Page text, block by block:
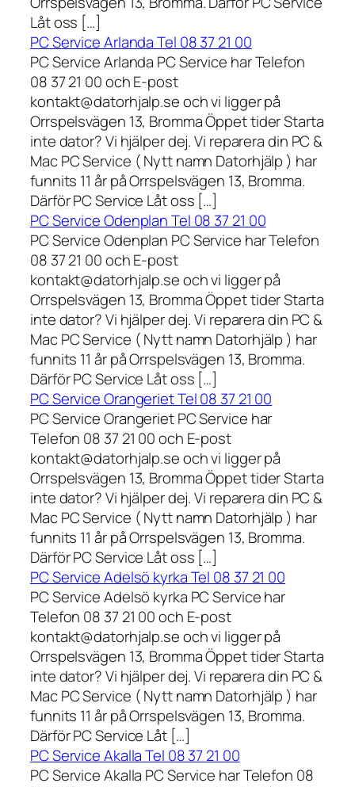
Låt oss […]
PC Service Arlanda Tel 08 37 21 00
PC Service Arlanda PC Service har Telefon
08 37 21 00 och E-post
kontakt@datorhjalp.se och vi ligger på
Orrspelsvägen 13, Bromma Öppet tider Starta
inte dator? Vi hjälper dej. Vi reparera din PC &
Mac PC Service ( Nytt namn Datorhjälp ) har
funnits 11 år på Orrspelsvägen 13, Bromma.
Därför PC Service Låt oss […]
PC Service Odenplan Tel 08 37 21 00
PC Service Odenplan PC Service har Telefon
08 37 21 00 och E-post
kontakt@datorhjalp.se och vi ligger på
Orrspelsvägen 13, Bromma Öppet tider Starta
inte dator? Vi hjälper dej. Vi reparera din PC &
Mac PC Service ( Nytt namn Datorhjälp ) har
funnits 11 år på Orrspelsvägen 13, Bromma.
Därför PC Service Låt oss […]
PC Service Orangeriet Tel 08 37 21 00
PC Service Orangeriet PC Service har
Telefon 08 37 21 00 och E-post
kontakt@datorhjalp.se och vi ligger på
Orrspelsvägen 13, Bromma Öppet tider Starta
inte dator? Vi hjälper dej. Vi reparera din PC &
Mac PC Service ( Nytt namn Datorhjälp ) har
funnits 11 år på Orrspelsvägen 13, Bromma.
Därför PC Service Låt oss […]
PC Service Adelsö kyrka Tel 08 37 21 00
PC Service Adelsö kyrka PC Service har
Telefon 08 37 21 00 och E-post
kontakt@datorhjalp.se och vi ligger på
Orrspelsvägen 13, Bromma Öppet tider Starta
inte dator? Vi hjälper dej. Vi reparera din PC &
Mac PC Service ( Nytt namn Datorhjälp ) har
funnits 11 år på Orrspelsvägen 13, Bromma.
Därför PC Service Låt […]
PC Service Akalla Tel 08 37 21 00
PC Service Akalla PC Service har Telefon 08